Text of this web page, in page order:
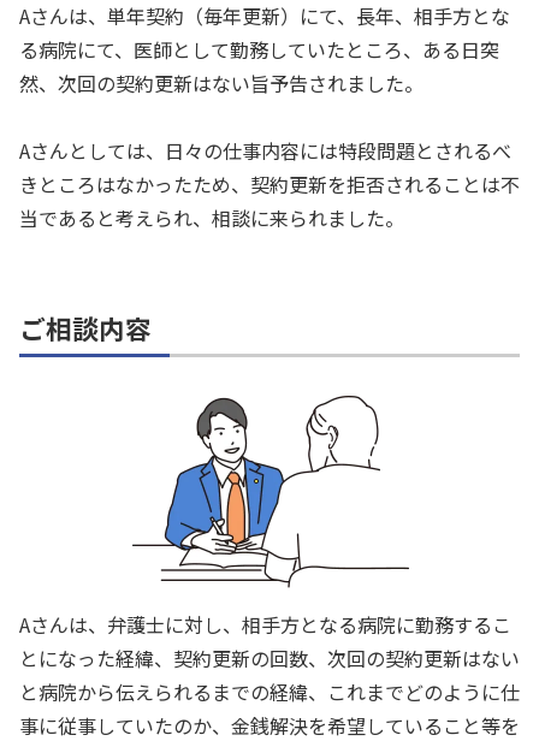
Aさんは、単年契約（毎年更新）にて、長年、相手方とな
る病院にて、医師として勤務していたところ、ある日突
然、次回の契約更新はない旨予告されました。
Aさんとしては、日々の仕事内容には特段問題とされるべ
きところはなかったため、契約更新を拒否されることは不
当であると考えられ、相談に来られました。
ご相談内容
Aさんは、弁護士に対し、相手方となる病院に勤務するこ
とになった経緯、契約更新の回数、次回の契約更新はない
と病院から伝えられるまでの経緯、これまでどのように仕
事に従事していたのか、金銭解決を希望していること等を